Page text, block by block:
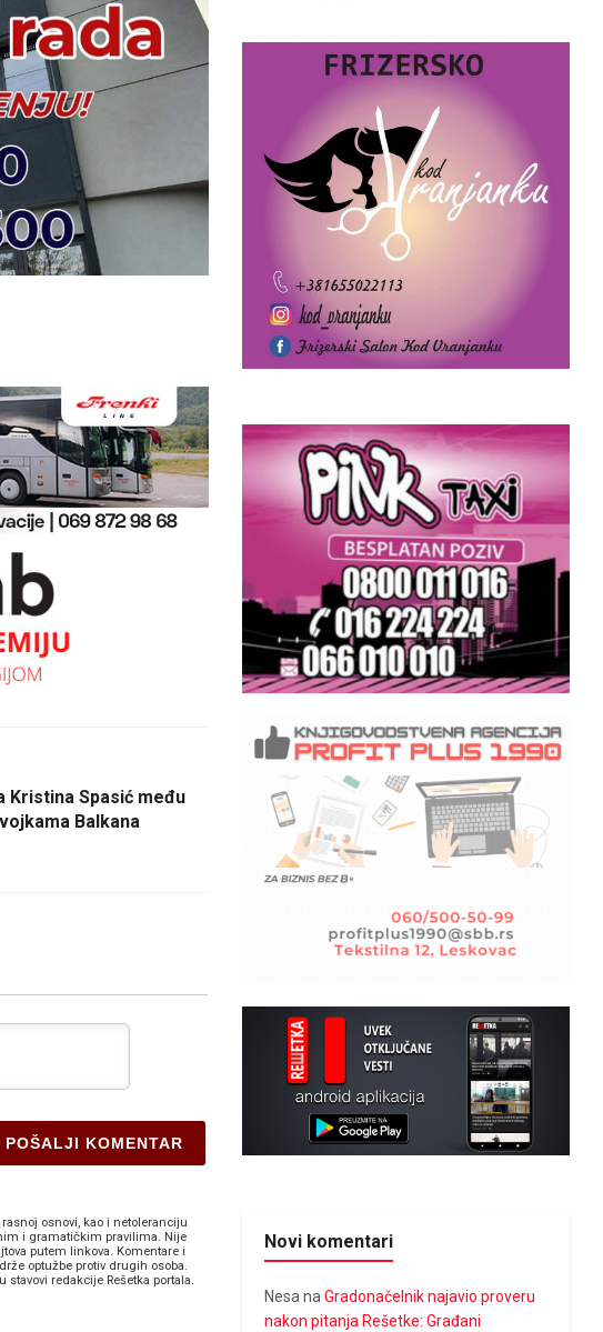
Kristina Spasić među
Balkana
osnovi, kao i netoleranciju
i gramatičkim pravilima. Nije
putem linkova. Komentare i
optužbe protiv drugih osoba.
redakcije Rešetka portala.
Novi komentari
Nesa naGradonačelnik najavio proveru
nakon pitanja Rešetke: Građani